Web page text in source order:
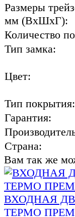
Размеры
мм (ВхШхГ):
Количество
Тип замка:
Цвет:
Тип покрытия:
Гарантия:
Страна:
Вам так же
ВХОДНАЯ
ТЕРМО